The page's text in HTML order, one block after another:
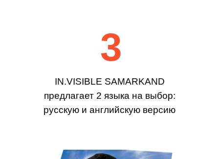
3
IN.VISIBLE SAMARKAND
предлагает 2 языка на выбор:
русскую и английскую версию